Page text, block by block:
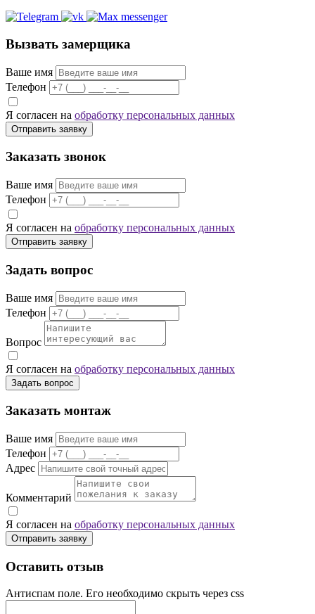
Вызвать замерщика
Ваше имя
Телефон
Я согласен на обработку персональных данных
Отправить заявку
Заказать звонок
Ваше имя
Телефон
Я согласен на обработку персональных данных
Отправить заявку
Задать вопрос
Ваше имя
Телефон
Вопрос
Я согласен на обработку персональных данных
Задать вопрос
Заказать монтаж
Ваше имя
Телефон
Адрес
Комментарий
Я согласен на обработку персональных данных
Отправить заявку
Оставить отзыв
Антиспам поле. Его необходимо скрыть через css